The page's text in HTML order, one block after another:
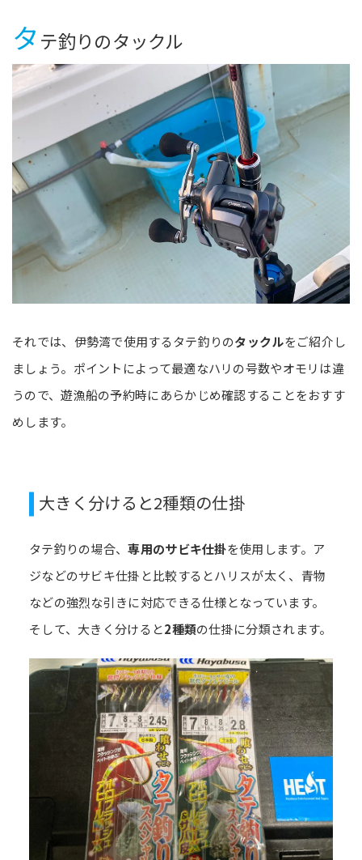
タテ釣りのタックル
それでは、伊勢湾で使用するタテ釣りのタックルをご紹介し
ましょう。ポイントによって最適なハリの号数やオモリは違
うので、遊漁船の予約時にあらかじめ確認することをおすす
めします。
大きく分けると2種類の仕掛
タテ釣りの場合、専用のサビキ仕掛を使用します。ア
ジなどのサビキ仕掛と比較するとハリスが太く、青物
などの強烈な引きに対応できる仕様となっています。
そして、大きく分けると2種類の仕掛に分類されます。